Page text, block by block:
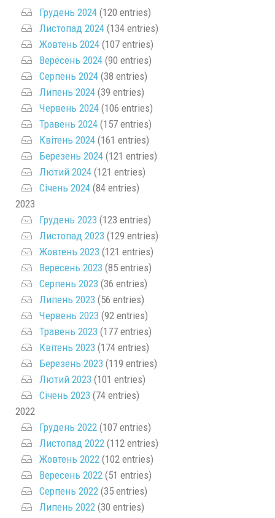
Грудень 2024 (120 entries)
Листопад 2024 (134 entries)
Жовтень 2024 (107 entries)
Вересень 2024 (90 entries)
Серпень 2024 (38 entries)
Липень 2024 (39 entries)
Червень 2024 (106 entries)
Травень 2024 (157 entries)
Квітень 2024 (161 entries)
Березень 2024 (121 entries)
Лютий 2024 (121 entries)
Січень 2024 (84 entries)
2023
Грудень 2023 (123 entries)
Листопад 2023 (129 entries)
Жовтень 2023 (121 entries)
Вересень 2023 (85 entries)
Серпень 2023 (36 entries)
Липень 2023 (56 entries)
Червень 2023 (92 entries)
Травень 2023 (177 entries)
Квітень 2023 (174 entries)
Березень 2023 (119 entries)
Лютий 2023 (101 entries)
Січень 2023 (74 entries)
2022
Грудень 2022 (107 entries)
Листопад 2022 (112 entries)
Жовтень 2022 (102 entries)
Вересень 2022 (51 entries)
Серпень 2022 (35 entries)
Липень 2022 (30 entries)